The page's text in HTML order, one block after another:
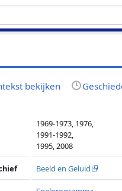
bekijken
1969-1973, 1976,
1991-1992,
1995, 2008
Beeld en Geluid